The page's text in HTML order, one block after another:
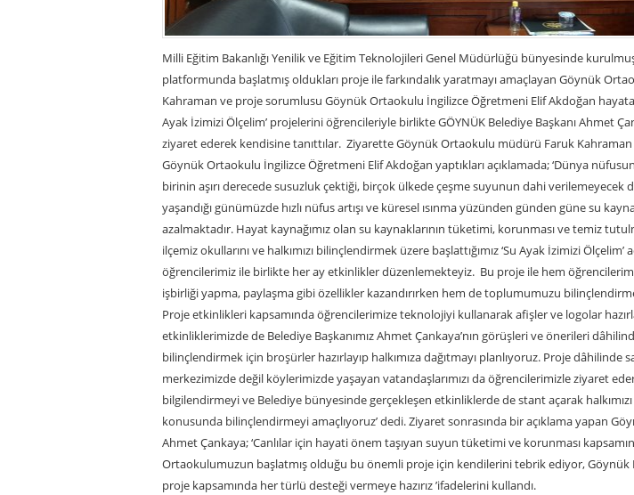
Milli Eğitim Bakanlığı Yenilik ve Eğitim Teknolojileri Genel Müdürlüğü bünyesinde
platformunda başlatmış oldukları proje ile farkındalık yaratmayı amaçlayan Göynük
Kahraman ve proje sorumlusu Göynük Ortaokulu İngilizce Öğretmeni Elif Akdoğan hayata
Ayak İzimizi Ölçelim’ projelerini öğrencileriyle birlikte GÖYNÜK Belediye Başkanı Ahmet
ziyaret ederek kendisine tanıttılar. Ziyarette Göynük Ortaokulu müdürü Faruk
Göynük Ortaokulu İngilizce Öğretmeni Elif Akdoğan yaptıkları açıklamada; ‘Dünya
birinin aşırı derecede susuzluk çektiği, birçok ülkede çeşme suyunun dahi verilemeyecek
yaşandığı günümüzde hızlı nüfus artışı ve küresel ısınma yüzünden günden güne su
azalmaktadır. Hayat kaynağımız olan su kaynaklarının tüketimi, korunması ve temiz
ilçemiz okullarını ve halkımızı bilinçlendirmek üzere başlattığımız ‘Su Ayak İzimizi Ölçelim’
öğrencilerimiz ile birlikte her ay etkinlikler düzenlemekteyiz. Bu proje ile hem
işbirliği yapma, paylaşma gibi özellikler kazandırırken hem de toplumumuzu
Proje etkinlikleri kapsamında öğrencilerimize teknolojiyi kullanarak afişler ve logolar
etkinliklerimizde de Belediye Başkanımız Ahmet Çankaya’nın görüşleri ve önerileri
bilinçlendirmek için broşürler hazırlayıp halkımıza dağıtmayı planlıyoruz. Proje dâhilinde
merkezimizde değil köylerimizde yaşayan vatandaşlarımızı da öğrencilerimizle ziyaret
bilgilendirmeyi ve Belediye bünyesinde gerçekleşen etkinliklerde de stant açarak
konusunda bilinçlendirmeyi amaçlıyoruz’ dedi. Ziyaret sonrasında bir açıklama yapan
Ahmet Çankaya; ‘Canlılar için hayati önem taşıyan suyun tüketimi ve korunması
Ortaokulumuzun başlatmış olduğu bu önemli proje için kendilerini tebrik ediyor, Göynük
proje kapsamında her türlü desteği vermeye hazırız ’ifadelerini kullandı.